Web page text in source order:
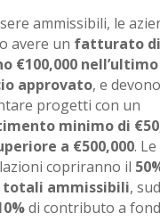
ammissibili, le
avere un fatturato di
€100,000 nell’ultimo
approvato, e devono
progetti con un
minimo di
a €500,000. Le
copriranno il
totali ammissibili,
di contributo a